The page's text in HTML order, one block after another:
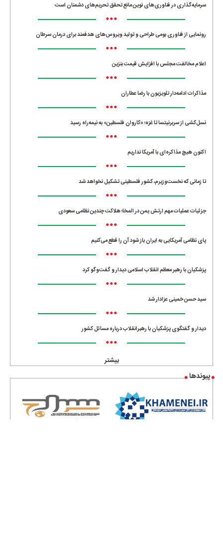
سرمایه‌گذاری در فناوری‌های نوین مانع تحقق تحریم‌های دشمنان است
•••
رونمایی از فناوری بومی طراحی و تولید ویروس‌های هدفمند برای درمان سرطان
•••
اعلام مخالفت مجلس با افزایش قیمت بنزین
•••
مذاکرات ادامه‌دار تلویزیون با رضا عطاران
•••
نسل‌کشی از سربرنیتسا تا غزه؛ «کاروان فلسطین» به نیمه‌راه رسید
•••
اکنون هیچ مذاکره‌ای با آمریکا نداریم
•••
تا زمانی که نخست‌وزیرم، کشور فلسطینی تشکیل نخواهد شد
•••
جزئیات عملیات مهم ارتش یمن در المخا؛ هلاکت چندین نظامی سعودی
•••
پای نظامی آمریکایی به ایران باز شود آن را قطع می‌کنیم
•••
پزشکیان با رهبر معظم انقلاب اسلامی دیدار و گفت‌وگو کرد
•••
سید حسن خمینی عزادار شد
•••
دیدار و گفتگوی پزشکیان با رهبرانقلاب درباره مسائل کشور
•••
بیشتر
پیوندها